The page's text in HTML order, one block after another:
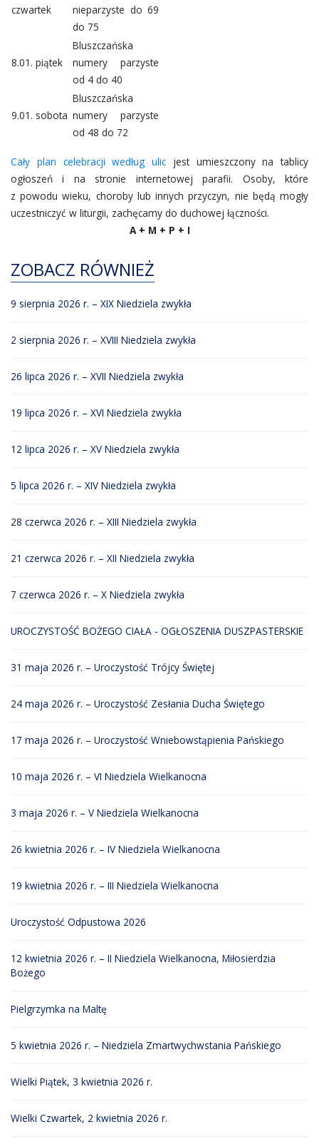
czwartek
nieparzyste do 69
do 75
8.01. piątek
Bluszczańska
numery parzyste
od 4 do 40
9.01. sobota
Bluszczańska
numery parzyste
od 48 do 72
Cały plan celebracji według ulic jest umieszczony na tablicy
ogłoszeń i na stronie internetowej parafii. Osoby, które
z powodu wieku, choroby lub innych przyczyn, nie będą mogły
uczestniczyć w liturgii, zachęcamy do duchowej łączności.
A + M + P + I
ZOBACZ RÓWNIEŻ
9 sierpnia 2026 r. – XIX Niedziela zwykła
2 sierpnia 2026 r. – XVIII Niedziela zwykła
26 lipca 2026 r. – XVII Niedziela zwykła
19 lipca 2026 r. – XVI Niedziela zwykła
12 lipca 2026 r. – XV Niedziela zwykła
5 lipca 2026 r. – XIV Niedziela zwykła
28 czerwca 2026 r. – XIII Niedziela zwykła
21 czerwca 2026 r. – XII Niedziela zwykła
7 czerwca 2026 r. – X Niedziela zwykła
UROCZYSTOŚĆ BOŻEGO CIAŁA - OGŁOSZENIA DUSZPASTERSKIE
31 maja 2026 r. – Uroczystość Trójcy Świętej
24 maja 2026 r. – Uroczystość Zesłania Ducha Świętego
17 maja 2026 r. – Uroczystość Wniebowstąpienia Pańskiego
10 maja 2026 r. – VI Niedziela Wielkanocna
3 maja 2026 r. – V Niedziela Wielkanocna
26 kwietnia 2026 r. – IV Niedziela Wielkanocna
19 kwietnia 2026 r. – III Niedziela Wielkanocna
Uroczystość Odpustowa 2026
12 kwietnia 2026 r. – II Niedziela Wielkanocna, Miłosierdzia
Bożego
Pielgrzymka na Maltę
5 kwietnia 2026 r. – Niedziela Zmartwychwstania Pańskiego
Wielki Piątek, 3 kwietnia 2026 r.
Wielki Czwartek, 2 kwietnia 2026 r.